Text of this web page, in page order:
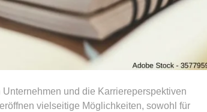
und die Karriereperspektiven
vielseitige Möglichkeiten, sowohl für